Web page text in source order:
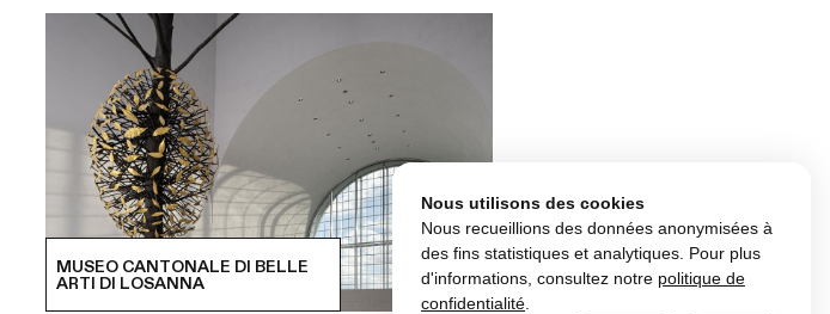
MUSEO CANTONALE DI BELLE
ARTI DI LOSANNA
Nous utilisons des cookies
Nous recueillions des données anonymisées à
des fins statistiques et analytiques. Pour plus
d'informations, consultez notre politique de
confidentialité